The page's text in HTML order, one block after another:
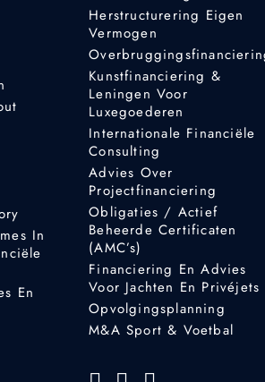
In
En
Herstructurering Eigen
Vermogen
Kunstfinanciering &
Leningen Voor
Luxegoederen
Internationale Financiële
Consulting
Advies Over
Projectfinanciering
Obligaties / Actief
Beheerde Certificaten
(AMC’s)
Financiering En Advies
Voor Jachten En Privéjets
Opvolgingsplanning
M&A Sport & Voetbal